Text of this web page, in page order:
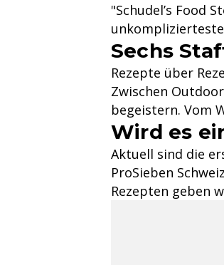
"Schudel’s Food
Sechs
Rezepte über
Zwischen
begeistern. Vom
Wird es
Aktuell sind die
ProSieben
Rezepten geben